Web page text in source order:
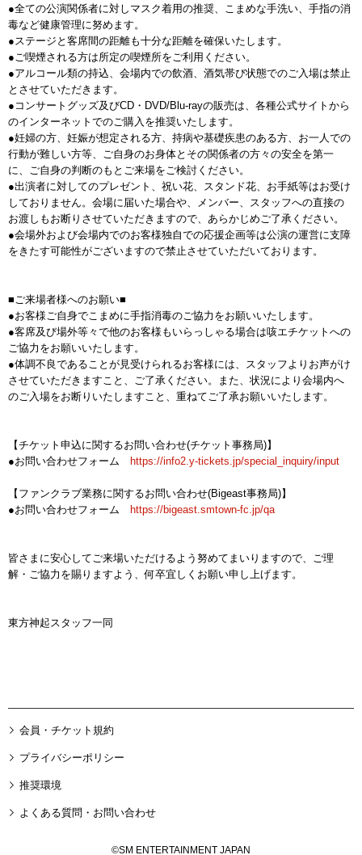
●全ての公演関係者に対しマスク着用の推奨、こまめな手洗い、手指の消
毒など健康管理に努めます。
●ステージと客席間の距離も十分な距離を確保いたします。
●ご喫煙される方は所定の喫煙所をご利用ください。
●アルコール類の持込、会場内での飲酒、酒気帯び状態でのご入場は禁止
とさせていただきます。
●コンサートグッズ及びCD・DVD/Blu-rayの販売は、各種公式サイトから
のインターネットでのご購入を推奨いたします。
●妊婦の方、妊娠が想定される方、持病や基礎疾患のある方、お一人での
行動が難しい方等、ご自身のお身体とその関係者の方々の安全を第一
に、ご自身の判断のもとご来場をご検討ください。
●出演者に対してのプレゼント、祝い花、スタンド花、お手紙等はお受け
しておりません。会場に届いた場合や、メンバー、スタッフへの直接の
お渡しもお断りさせていただきますので、あらかじめご了承ください。
●会場外および会場内でのお客様独自での応援企画等は公演の運営に支障
をきたす可能性がございますので禁止させていただいております。
■ご来場者様へのお願い■
●お客様ご自身でこまめに手指消毒のご協力をお願いいたします。
●客席及び場外等々で他のお客様もいらっしゃる場合は咳エチケットへの
ご協力をお願いいたします。
●体調不良であることが見受けられるお客様には、スタッフよりお声がけ
させていただきますこと、ご了承ください。また、状況により会場内へ
のご入場をお断りいたしますこと、重ねてご了承お願いいたします。
【チケット申込に関するお問い合わせ(チケット事務局)】
●お問い合わせフォーム
https://info2.y-tickets.jp/special_inquiry/input
【ファンクラブ業務に関するお問い合わせ(Bigeast事務局)】
●お問い合わせフォーム
https://bigeast.smtown-fc.jp/qa
皆さまに安心してご来場いただけるよう努めてまいりますので、ご理
解・ご協力を賜りますよう、何卒宜しくお願い申し上げます。
東方神起スタッフ一同
会員・チケット規約
プライバシーポリシー
推奨環境
よくある質問・お問い合わせ
©SM ENTERTAINMENT JAPAN